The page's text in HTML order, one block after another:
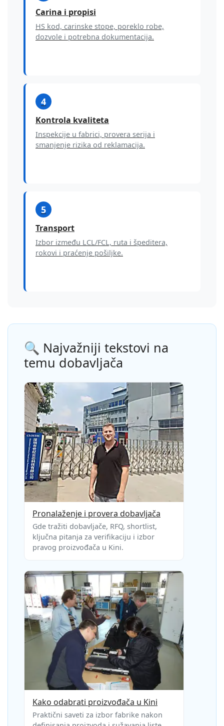
Carina i propisi
HS kod, carinske stope, poreklo robe,
dozvole i potrebna dokumentacija.
4
Kontrola kvaliteta
Inspekcije u fabrici, provera serija i
smanjenje rizika od reklamacija.
5
Transport
Izbor između LCL/FCL, ruta i špeditera,
rokovi i praćenje pošiljke.
🔍 Najvažniji tekstovi na
temu dobavljača
Pronalaženje i provera dobavljača
Gde tražiti dobavljače, RFQ, shortlist,
ključna pitanja za verifikaciju i izbor
pravog proizvođača u Kini.
Kako odabrati proizvođača u Kini
Praktični saveti za izbor fabrike nakon